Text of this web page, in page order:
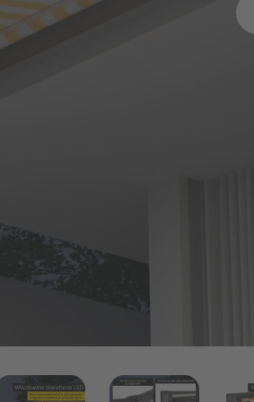
Akcesoria do pergoli